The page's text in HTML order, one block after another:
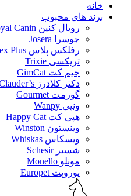
خانه
برند های محبوب
رویال کنین Royal Canin
جوسرا Josera
رفلکس پلاس Reflex Plus
تریکسی Trixie
جیم کت GimCat
دکتر کلادرز Dr.Clauder’s
گورمت Gourmet
ونپی Wanpy
هپی کت Happy Cat
وینستون Winston
ویسکاس Whiskas
شسیر Schesir
مونلو Monello
یوروپت Europet